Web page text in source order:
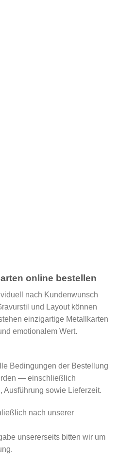
online bestellen
nach Kundenwunsch
und Layout können
einzigartige Metallkarten
emotionalem Wert.
Bedingungen der Bestellung
— einschließlich
Ausführung sowie Lieferzeit.
nach unserer
unsererseits bitten wir um